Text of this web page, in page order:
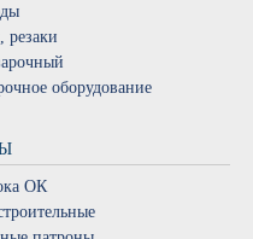
резаки
оборудование
ОК